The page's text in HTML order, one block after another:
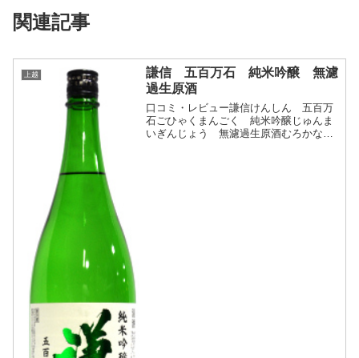
関連記事
上越
謙信 五百万石 純米吟醸 無濾
過生原酒
口コミ・レビュー謙信けんしん 五百万
石ごひゃくまんごく 純米吟醸じゅんま
いぎんじょう 無濾過生原酒むろかなま